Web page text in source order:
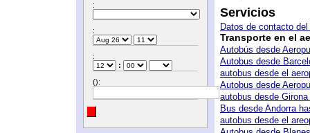
:
:
:
:
():
Servicios
Datos de contacto
Transporte en el
Autobús desde
Autobus desde
autobus desde el
Autobus desde
autobus desde
Bus desde Andorra
autobus desde el